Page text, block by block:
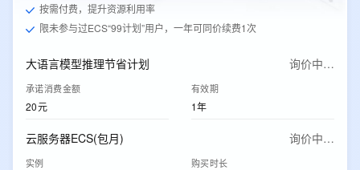
按需付费，提升资源利用率
限未参与过ECS“99计划”用户，一年可同价续费1次
大语言模型推理节省计划 询价中…
承诺消费金额
20元
有效期
1年
云服务器ECS(包月) 询价中…
实例 购买时长